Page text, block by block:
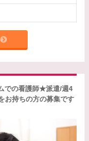
での看護師★派遣/週4
お持ちの方の募集です